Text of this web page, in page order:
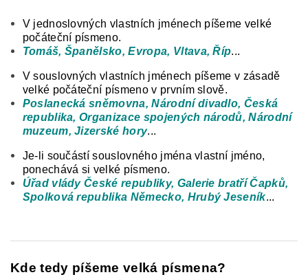
V jednoslovných vlastních jménech píšeme velké
počáteční písmeno.
Tomáš, Španělsko, Evropa, Vltava, Říp...
V souslovných vlastních jménech píšeme v zásadě
velké počáteční písmeno v prvním slově.
Poslanecká sněmovna, Národní divadlo, Česká
republika, Organizace spojených národů, Národní
muzeum, Jizerské hory...
Je-li součástí souslovného jména vlastní jméno,
ponechává si velké písmeno.
Úřad vlády České republiky, Galerie bratří Čapků,
Spolková republika Německo, Hrubý Jeseník...
Kde tedy píšeme velká písmena?